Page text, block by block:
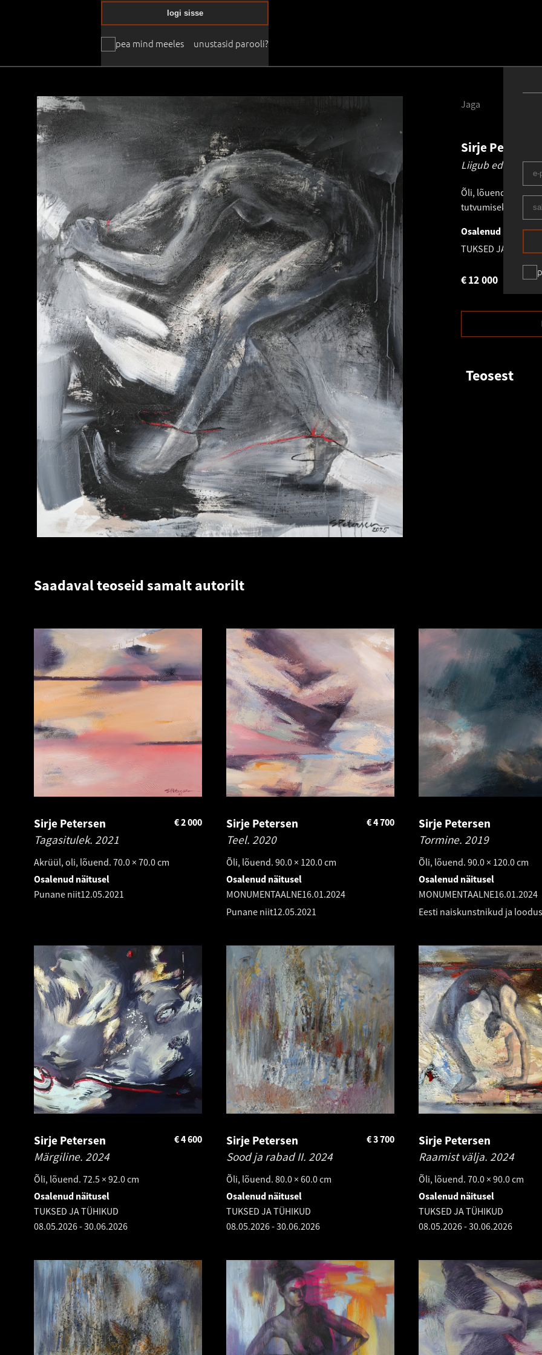
pea mind meeles
logi sisse
unustasid parooli?
Sirje Petersen
Liigub edasi. 2025
Õli, lõuend 180.0
tutvumiseks võtke
Osalenud näitusel
TUKSED JA TÜHIKUD
12 000
€
Teosest
Jaga
Saadaval teoseid samalt autorilt
Sirje Petersen
Tagasitulek. 2021
Akrüül, oli, lõuend. 70.0 × 70.0 cm
2 000
€
Osalenud näitusel
Punane niit12.05.2021
Sirje Petersen
Teel. 2020
Õli, lõuend. 90.0 × 120.0 cm
4 700
€
Osalenud näitusel
MONUMENTAALNE16.01.2024
Punane niit12.05.2021
Sirje Petersen
Tormine. 2019
Õli, lõuend. 90.0 × 120.0 cm
Osalenud näitusel
MONUMENTAALNE16.01.2024
Eesti naiskunstnikud ja loodus
Sirje Petersen
Märgiline. 2024
Õli, lõuend. 72.5 × 92.0 cm
4 600
€
Osalenud näitusel
TUKSED JA TÜHIKUD
08.05.2026-30.06.2026
Sirje Petersen
Sood ja rabad II. 2024
Õli, lõuend. 80.0 × 60.0 cm
3 700
€
Osalenud näitusel
TUKSED JA TÜHIKUD
08.05.2026-30.06.2026
Sirje Petersen
Raamist välja. 2024
Õli, lõuend. 70.0 × 90.0 cm
Osalenud näitusel
TUKSED JA TÜHIKUD
08.05.2026-30.06.2026